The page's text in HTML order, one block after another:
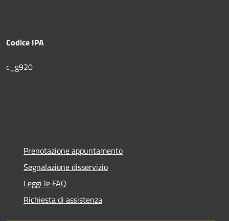
Codice IPA
c_g920
Prenotazione appuntamento
Segnalazione disservizio
Leggi le FAQ
Richiesta di assistenza